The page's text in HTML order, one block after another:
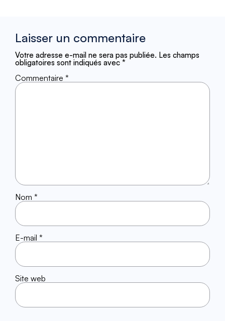
Laisser un commentaire
Votre adresse e-mail ne sera pas publiée. Les champs
obligatoires sont indiqués avec *
Commentaire *
Nom *
E-mail *
Site web